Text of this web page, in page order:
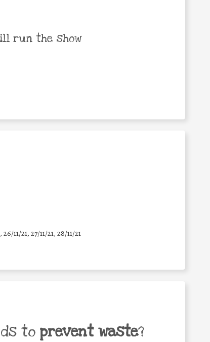
run the show
26/11/21, 27/11/21, 28/11/21
to prevent waste?